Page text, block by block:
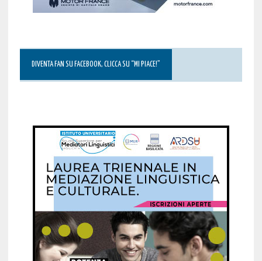
DIVENTA FAN SU FACEBOOK, CLICCA SU “MI PIACE!”